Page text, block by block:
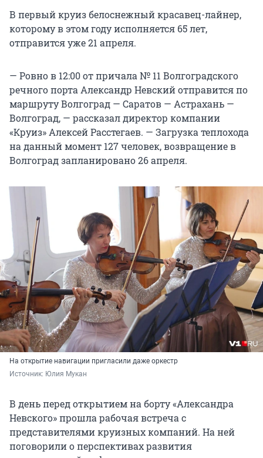
В первый круиз белоснежный красавец-лайнер,
которому в этом году исполняется 65 лет,
отправится уже 21 апреля.
— Ровно в 12:00 от причала № 11 Волгоградского
речного порта Александр Невский отправится по
маршруту Волгоград — Саратов — Астрахань —
Волгоград, — рассказал директор компании
«Круиз» Алексей Расстегаев. — Загрузка теплохода
на данный момент 127 человек, возвращение в
Волгоград запланировано 26 апреля.
На открытие навигации пригласили даже оркестр
Источник: Юлия Мукан
В день перед открытием на борту «Александра
Невского» прошла рабочая встреча с
представителями круизных компаний. На ней
поговорили о перспективах развития